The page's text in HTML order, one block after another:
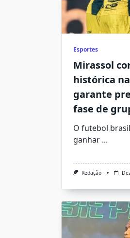
Esportes
Mirassol
histórica
garante
fase de
O futebol
ganhar ...
Redação